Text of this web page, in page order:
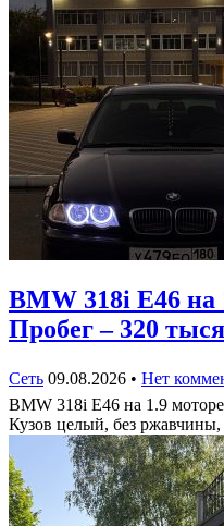
BMW 318i E46
Пробег – 320
Сеть 09.08.2026 • Нет
BMW 318i E46 на 1.9
Кузов целый, без